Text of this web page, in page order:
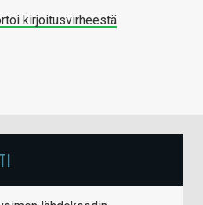
kirjoitusvirheestä